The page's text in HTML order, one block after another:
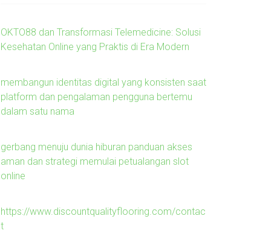
OKTO88 dan Transformasi Telemedicine: Solusi
Kesehatan Online yang Praktis di Era Modern
membangun identitas digital yang konsisten saat
platform dan pengalaman pengguna bertemu
dalam satu nama
gerbang menuju dunia hiburan panduan akses
aman dan strategi memulai petualangan slot
online
https://www.discountqualityflooring.com/contac
t